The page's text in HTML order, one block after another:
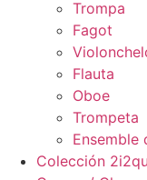
Trompa
Fagot
Flauta
Oboe
Trompeta
Ensemble
Colección